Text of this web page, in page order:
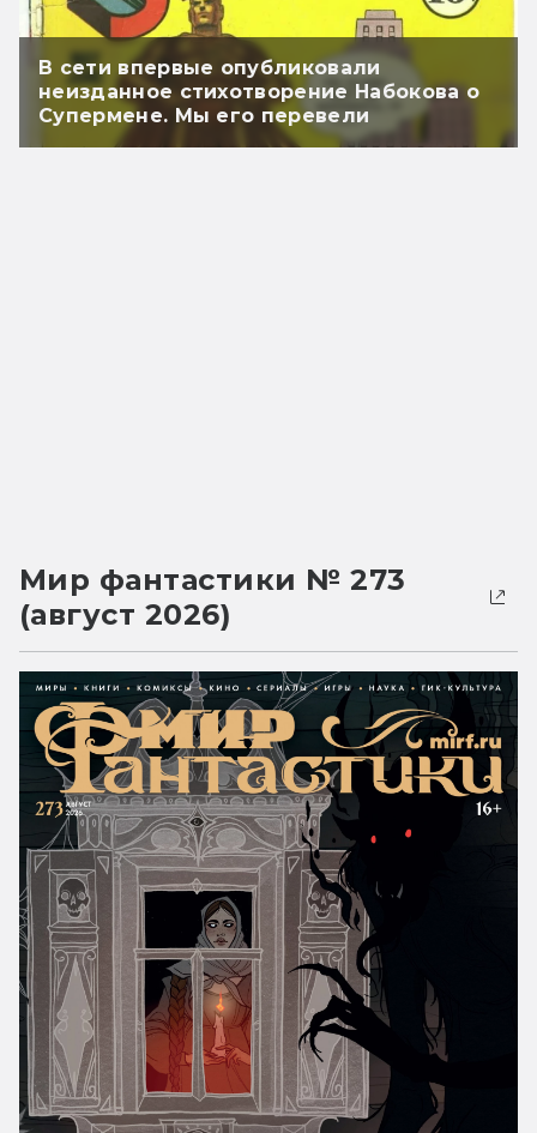
В сети впервые опубликовали
неизданное стихотворение Набокова о
Супермене. Мы его перевели
Мир фантастики № 273
(август 2026)